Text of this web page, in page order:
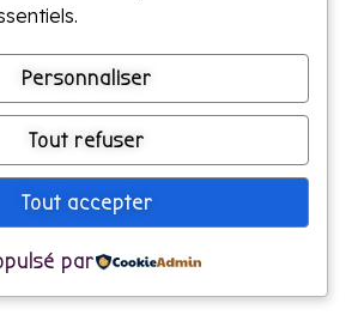
Personnaliser
Tout refuser
Tout accepter
par